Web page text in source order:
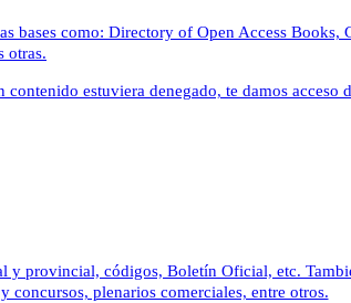
bases como: Directory of Open Access Books,
otras.
estuviera denegado, te damos acceso
y provincial, códigos, Boletín Oficial, etc.
concursos, plenarios comerciales, entre otros.